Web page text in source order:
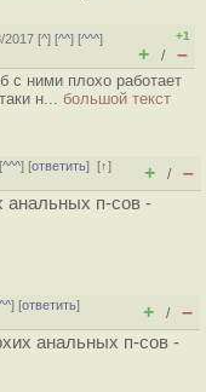
2017 [^] [^^] [^^^]
+1
+ / –
с ними плохо работает
н... большой текст
^^^] [ответить][↑]
+ / –
анальных п-сов -
] [ответить]
+ / –
анальных п-сов -